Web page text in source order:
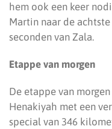
hem ook een keer
Martin naar de
seconden van Zala.
Etappe van morgen
De etappe van
Henakiyah met een
special van 346